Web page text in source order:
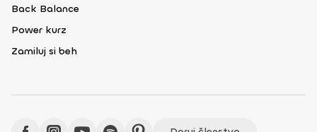
Back Balance
Power kurz
Zamiluj si beh